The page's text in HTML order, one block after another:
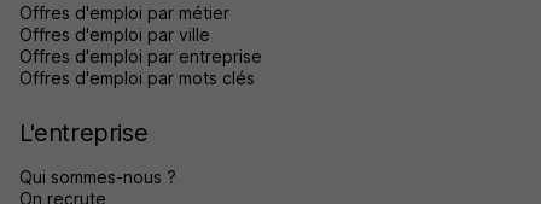
Offres d'emploi par métier
Offres d'emploi par ville
Offres d'emploi par entreprise
Offres d'emploi par mots clés
L'entreprise
Qui sommes-nous ?
On recrute